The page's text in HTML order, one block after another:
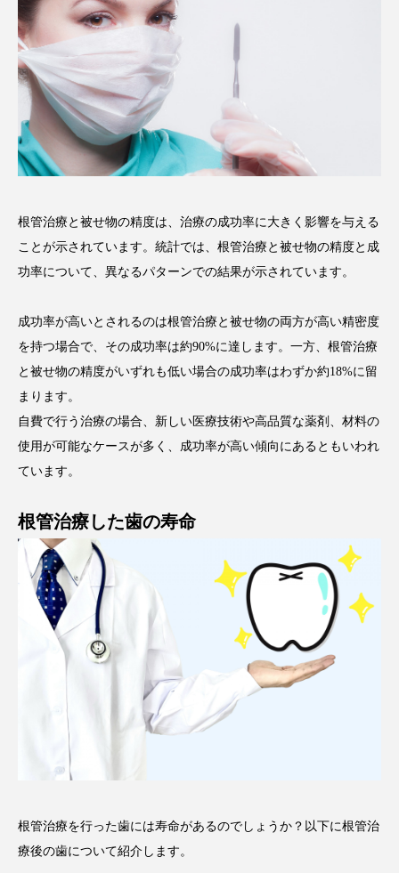
根管治療と被せ物の精度は、治療の成功率に大きく影響を与える
ことが示されています。統計では、根管治療と被せ物の精度と成
功率について、異なるパターンでの結果が示されています。
成功率が高いとされるのは根管治療と被せ物の両方が高い精密度
を持つ場合で、その成功率は約90%に達します。一方、根管治療
と被せ物の精度がいずれも低い場合の成功率はわずか約18%に留
まります。
自費で行う治療の場合、新しい医療技術や高品質な薬剤、材料の
使用が可能なケースが多く、成功率が高い傾向にあるともいわれ
ています。
根管治療した歯の寿命
根管治療を行った歯には寿命があるのでしょうか？以下に根管治
療後の歯について紹介します。